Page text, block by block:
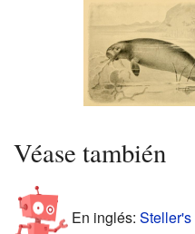
Véase también
En inglés: Steller's